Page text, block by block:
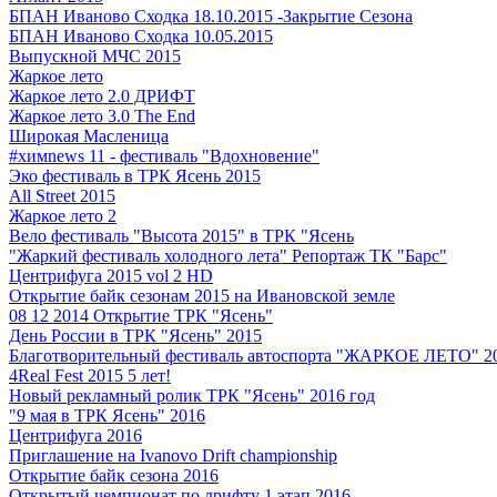
БПАН Иваново Сходка 18.10.2015 -Закрытие Сезона
БПАН Иваново Сходка 10.05.2015
Выпускной МЧС 2015
Жаркое лето
Жаркое лето 2.0 ДРИФТ
Жаркое лето 3.0 The End
Широкая Масленица
#химnews 11 - фестиваль "Вдохновение"
Эко фестиваль в ТРК Ясень 2015
All Street 2015
Жаркое лето 2
Вело фестиваль "Высота 2015" в ТРК "Ясень
"Жаркий фестиваль холодного лета" Репортаж ТК "Барс"
Центрифуга 2015 vol 2 HD
Открытие байк сезонам 2015 на Ивановской земле
08 12 2014 Открытие ТРК "Ясень"
День России в ТРК "Ясень" 2015
Благотворительный фестиваль автоспорта "ЖАРКОЕ ЛЕТО"
4Real Fest 2015 5 лет!
Новый рекламный ролик ТРК "Ясень" 2016 год
"9 мая в ТРК Ясень" 2016
Центрифуга 2016
Приглашение на Ivanovo Drift championship
Открытие байк сезона 2016